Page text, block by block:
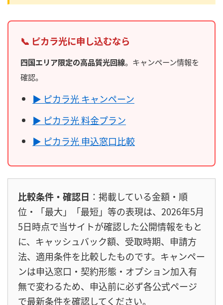
📞 ピカラ光に申し込むなら
四国エリア限定の高品質光回線。キャンペーン情報を
確認。
▶ ピカラ光 キャンペーン
▶ ピカラ光 料金プラン
▶ ピカラ光 申込窓口比較
比較条件・確認日 ：掲載している金額・順
位・「最大」「最短」等の表現は、2026年5月
5日時点で当サイトが確認した公開情報をもと
に、キャッシュバック額、受取時期、申請方
法、適用条件を比較したものです。キャンペー
ンは申込窓口・契約形態・オプション加入有
無で変わるため、申込前に必ず各公式ページ
で最新条件を確認してください。